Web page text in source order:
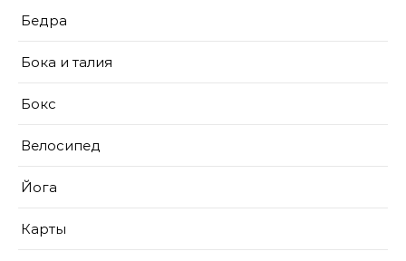
Бедра
Бока и талия
Бокс
Велосипед
Йога
Карты